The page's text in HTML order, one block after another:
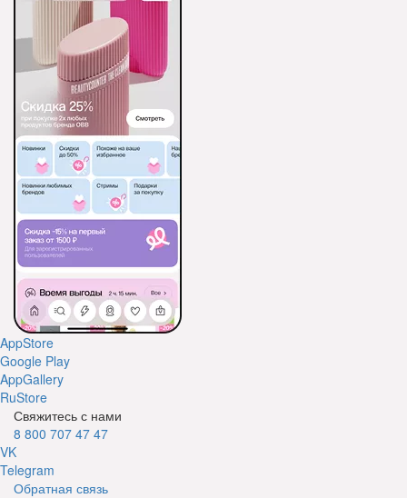
AppStore
Google Play
AppGallery
RuStore
Свяжитесь с нами
8 800 707 47 47
VK
Telegram
Обратная связь